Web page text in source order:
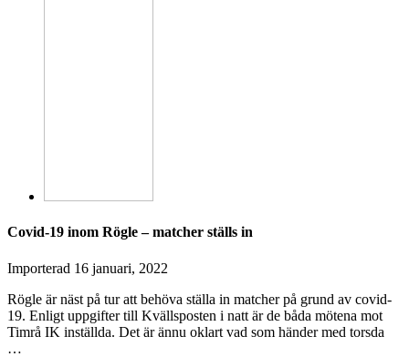
Covid-19 inom Rögle – matcher ställs in
Importerad 16 januari, 2022
Rögle är näst på tur att behöva ställa in matcher på grund av covid-
19. Enligt uppgifter till Kvällsposten i natt är de båda mötena mot
Timrå IK inställda. Det är ännu oklart vad som händer med torsda
…